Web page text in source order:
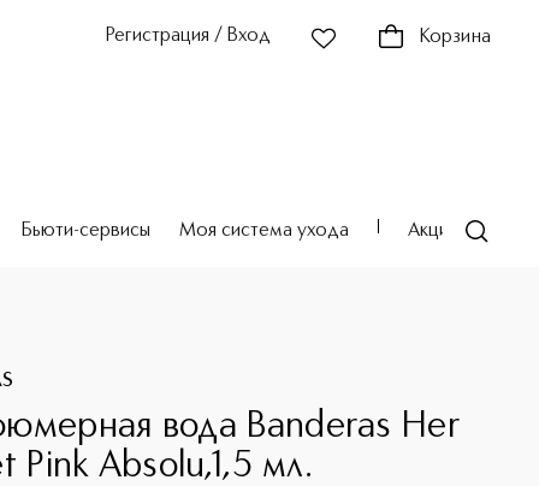
Регистрация / Вход Корзина
Бьюти-сервисы Моя система ухода Акции
вода Banderas Her
Pink Absolu,1,5 мл.